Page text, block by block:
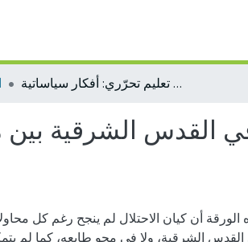
الصراع على التعليم في القدس الشرقية بين محو وحفظ الهوية الفلسطينية عبر تعليم تحرّري: أفكار سياساتية
القدس الشرقية
الورقة أن كيان الاحتلال لم ينجح رغم كل
القدس الشرقية، ولا في محو طابعه، كما لم